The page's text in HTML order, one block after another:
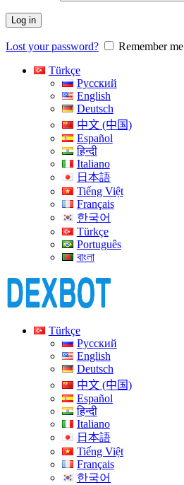
Log in
Lost your password?
Remember me
Türkçe
Русский
English
Deutsch
中文 (中国)
Español
हिन्दी
Italiano
日本語
Tiếng Việt
Français
한국어
Türkçe
Português
বাংলা
Türkçe
Русский
English
Deutsch
中文 (中国)
Español
हिन्दी
Italiano
日本語
Tiếng Việt
Français
한국어